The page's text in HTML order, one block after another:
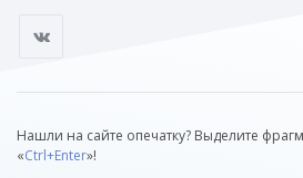
Нашли на сайте опечатку? Выделите
«Ctrl+Enter»!